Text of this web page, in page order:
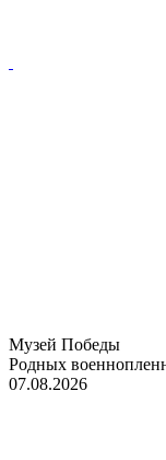
Музей Победы
Родных
07.08.2026